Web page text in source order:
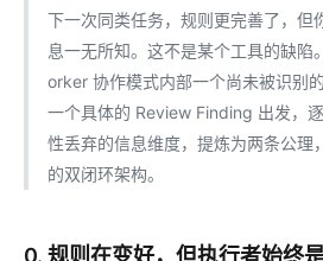
下一次同类任务，规则更完善了，但
息一无所知。这不是某个工具的缺
orker 协作模式内部一个尚未被识别
一个具体的 Review Finding 出发，
性丢弃的信息维度，提炼为两条公理
的双闭环架构。
0. 规则在变好，但执行者始终